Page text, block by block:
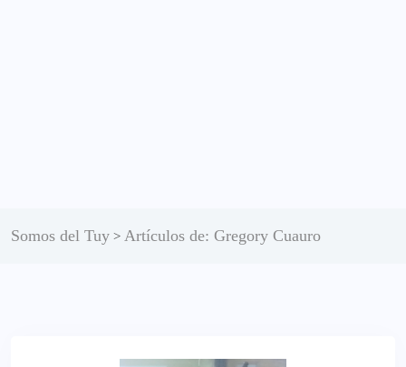
Somos del Tuy > Artículos de: Gregory Cuauro